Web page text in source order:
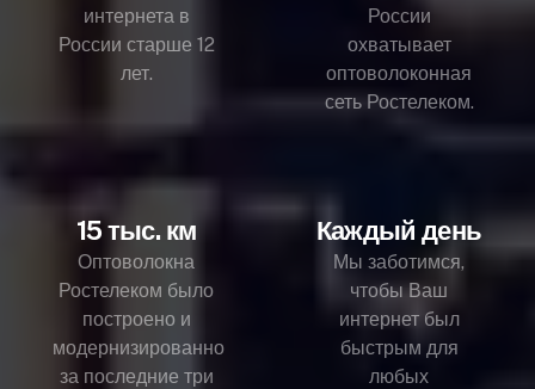
интернета в
России старше 12
лет.
России
охватывает
оптоволоконная
сеть Ростелеком.
15 тыс. км
Оптоволокна
Ростелеком было
построено и
модернизированно
за последние три
Каждый день
Мы заботимся,
чтобы Ваш
интернет был
быстрым для
любых